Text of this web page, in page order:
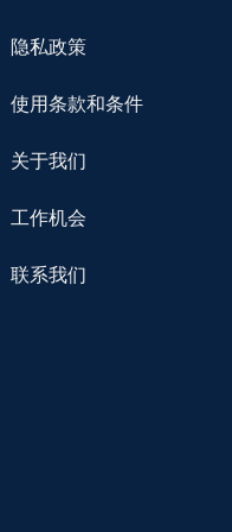
隐私政策
使用条款和条件
关于我们
工作机会
联系我们